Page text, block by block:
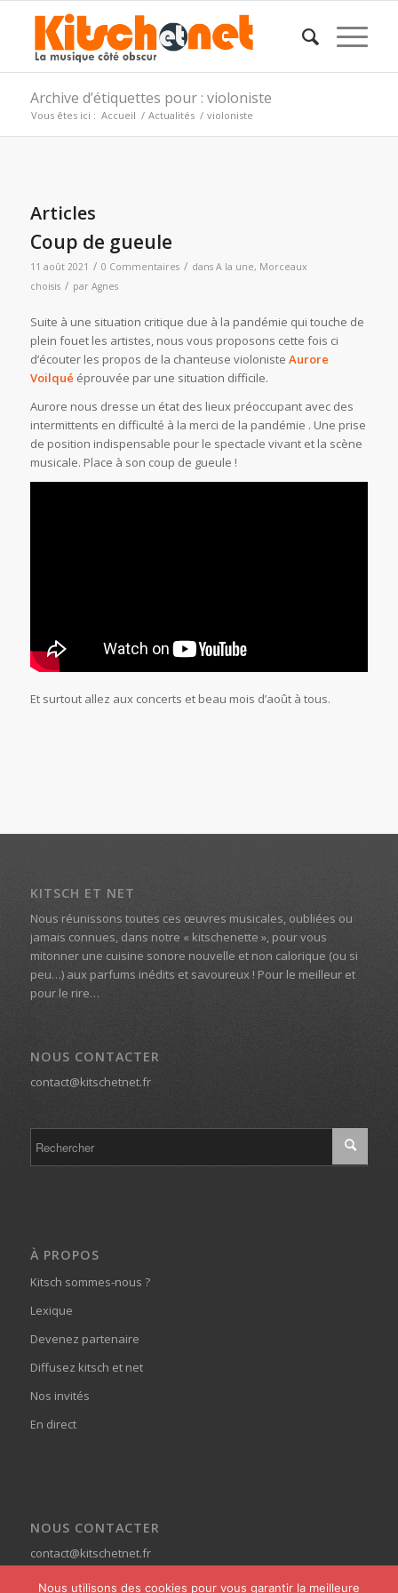
Archive d’étiquettes pour : violoniste
Vous êtes ici : Accueil / Actualités / violoniste
Articles
Coup de gueule
11 août 2021 / 0 Commentaires / dans A la une, Morceaux
choisis / par Agnes
Suite à une situation critique due à la pandémie qui touche de
plein fouet les artistes, nous vous proposons cette fois ci
d’écouter les propos de la chanteuse violoniste Aurore
Voilqué éprouvée par une situation difficile.
Aurore nous dresse un état des lieux préoccupant avec des
intermittents en difficulté à la merci de la pandémie . Une prise
de position indispensable pour le spectacle vivant et la scène
musicale. Place à son coup de gueule !
Et surtout allez aux concerts et beau mois d’août à tous.
KITSCH ET NET
Nous réunissons toutes ces œuvres musicales, oubliées ou
jamais connues, dans notre « kitschenette », pour vous
mitonner une cuisine sonore nouvelle et non calorique (ou si
peu…) aux parfums inédits et savoureux ! Pour le meilleur et
pour le rire…
NOUS CONTACTER
contact@kitschetnet.fr
À PROPOS
Kitsch sommes-nous ?
Lexique
Devenez partenaire
Diffusez kitsch et net
Nos invités
En direct
NOUS CONTACTER
contact@kitschetnet.fr
Nous utilisons des cookies pour vous garantir la meilleure